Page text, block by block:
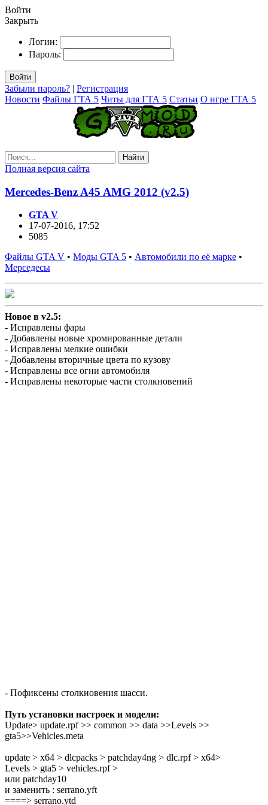
Войти
Закрыть
Логин:
Пароль:
Войти
Забыли пароль? | Регистрация
Новости Файлы ГТА 5 Читы для ГТА 5 Статьи О игре ГТА 5
Найти
Полная версия сайта
Mercedes-Benz A45 AMG 2012 (v2.5)
GTA V
17-07-2016, 17:52
5085
Файлы GTA V • Моды GTA 5 • Автомобили по её марке •
Мерседесы
Новое в v2.5:
- Исправлены фары
- Добавлены новые хромированные детали
- Исправлены мелкие ошибки
- Добавлены вторичные цвета по кузову
- Исправлены все огни автомобиля
- Исправлены некоторые части столкновений
- Пофиксены столкновения шасси.
Путь установки настроек и модели:
Update> update.rpf >> common >> data >>Levels >>
gta5>>Vehicles.meta
update > x64 > dlcpacks > patchday4ng > dlc.rpf > x64>
Levels > gta5 > vehicles.rpf >
или patchday10
и заменить : serrano.yft
====> serrano.ytd